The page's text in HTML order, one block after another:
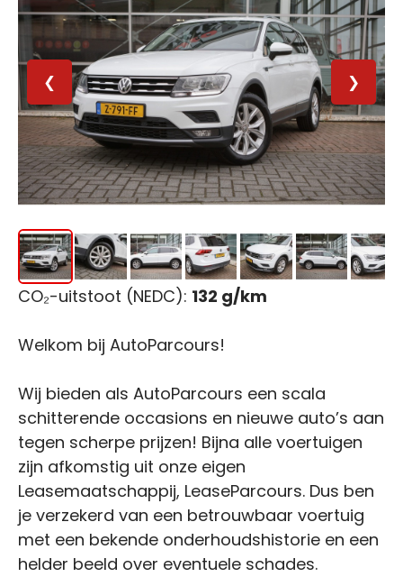
❮ ❯
CO₂-uitstoot (NEDC): 132 g/km
Welkom bij AutoParcours!
Wij bieden als AutoParcours een scala
schitterende occasions en nieuwe auto’s aan
tegen scherpe prijzen! Bijna alle voertuigen
zijn afkomstig uit onze eigen
Leasemaatschappij, LeaseParcours. Dus ben
je verzekerd van een betrouwbaar voertuig
met een bekende onderhoudshistorie en een
helder beeld over eventuele schades.